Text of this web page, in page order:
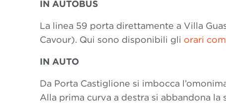
IN AUTOBUS
La linea 59 porta direttamente a Villa
Cavour). Qui sono disponibili gli orari
IN AUTO
Da Porta Castiglione si imbocca
Alla prima curva a destra si abbandona